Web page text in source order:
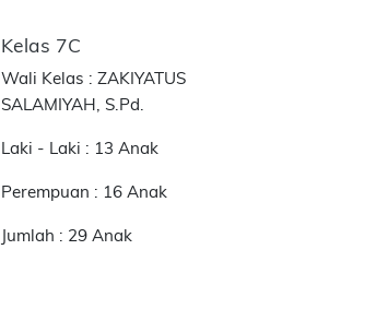
Kelas 7C
Wali Kelas : ZAKIYATUS
SALAMIYAH, S.Pd.
Laki - Laki : 13 Anak
Perempuan : 16 Anak
Jumlah : 29 Anak